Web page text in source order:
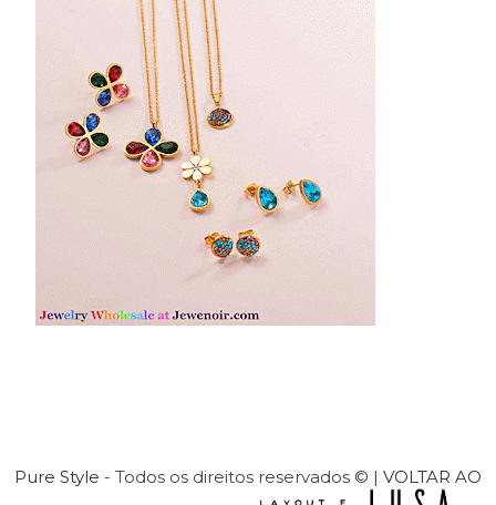
Pure Style - Todos os direitos reservados © | VOLTAR AO